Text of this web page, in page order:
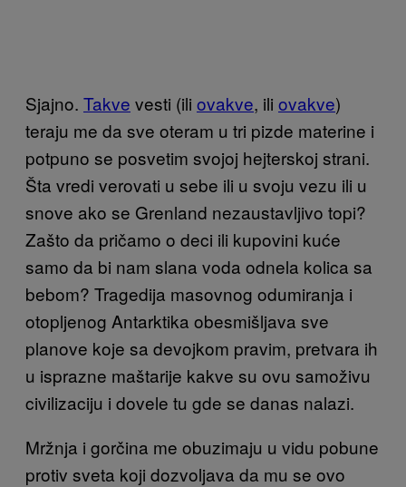
Sjajno. Takve vesti (ili ovakve, ili ovakve)
teraju me da sve oteram u tri pizde materine i
potpuno se posvetim svojoj hejterskoj strani.
Šta vredi verovati u sebe ili u svoju vezu ili u
snove ako se Grenland nezaustavljivo topi?
Zašto da pričamo o deci ili kupovini kuće
samo da bi nam slana voda odnela kolica sa
bebom? Tragedija masovnog odumiranja i
otopljenog Antarktika obesmišljava sve
planove koje sa devojkom pravim, pretvara ih
u isprazne maštarije kakve su ovu samoživu
civilizaciju i dovele tu gde se danas nalazi.
Mržnja i gorčina me obuzimaju u vidu pobune
protiv sveta koji dozvoljava da mu se ovo